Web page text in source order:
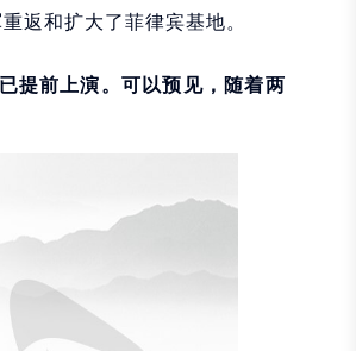
返和扩大了菲律宾基地。
提前上演。可以预见，随着两